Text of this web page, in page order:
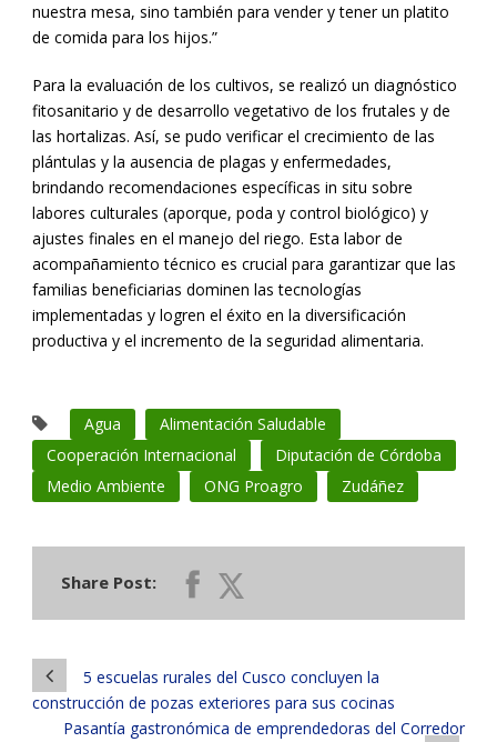
nuestra mesa, sino también para vender y tener un platito
de comida para los hijos.”
Para la evaluación de los cultivos, se realizó un diagnóstico
fitosanitario y de desarrollo vegetativo de los frutales y de
las hortalizas. Así, se pudo verificar el crecimiento de las
plántulas y la ausencia de plagas y enfermedades,
brindando recomendaciones específicas in situ sobre
labores culturales (aporque, poda y control biológico) y
ajustes finales en el manejo del riego. Esta labor de
acompañamiento técnico es crucial para garantizar que las
familias beneficiarias dominen las tecnologías
implementadas y logren el éxito en la diversificación
productiva y el incremento de la seguridad alimentaria.
Agua
Alimentación Saludable
Cooperación Internacional
Diputación de Córdoba
Medio Ambiente
ONG Proagro Zudáñez
Share Post:
5 escuelas rurales del Cusco concluyen la
construcción de pozas exteriores para sus cocinas
Pasantía gastronómica de emprendedoras del Corredor